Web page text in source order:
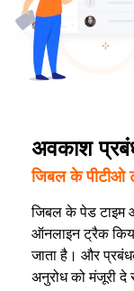
अवकाश
जिबल के पीटीओ
जिबल के पेड टाइम
ऑनलाइन ट्रैक
जाता है। और
अनुरोध को मंजूरी